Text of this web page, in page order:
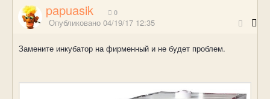
papuasik 0
Опубликовано 04/19/17 12:35
Замените инкубатор на фирменный и не будет проблем.